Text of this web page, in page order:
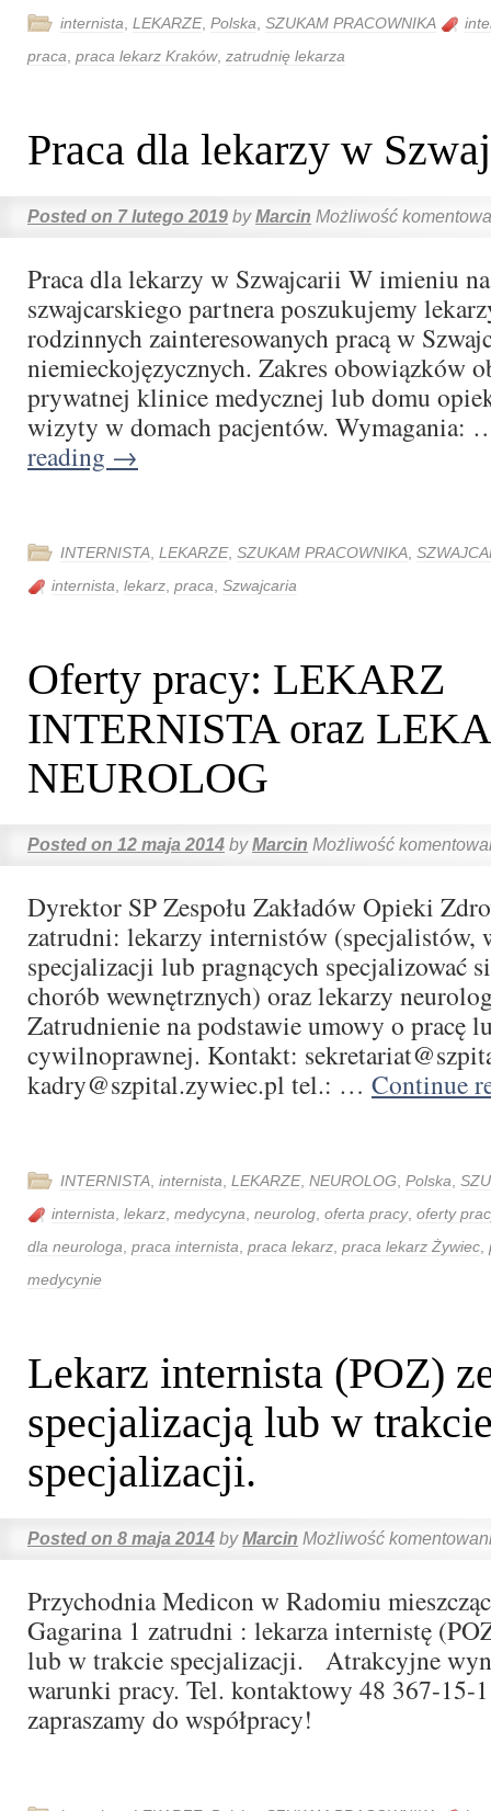
internista LEKARZE, Polska SZUKAM PRACOWNIKA
praca praca lekarz Kraków, zatrudnię lekarza
Praca dla lekarzy w
Posted on 7 lutego 2019 by Marcin Możliwość
Praca dla lekarzy w Szwajcarii W imieniu
szwajcarskiego partnera poszukujemy
rodzinnych zainteresowanych pracą w
niemieckojęzycznych. Zakres obowiązków
prywatnej klinice medycznej lub domu
wizyty w domach pacjentów.
reading →
INTERNISTA LEKARZE, SZUKAM PRACOWNIKA
internista lekarz praca Szwajcaria
Oferty pracy: LEKARZ
INTERNISTA oraz
NEUROLOG
Posted on 12 maja 2014 by Marcin Możliwość
Dyrektor SP Zespołu Zakładów Opieki
zatrudni: lekarzy internistów (specjalistów,
specjalizacji lub pragnących specjalizować
chorób wewnętrznych) oraz lekarzy
Zatrudnienie na podstawie umowy o pracę
cywilnoprawnej. Kontakt:
kadry@szpital.zywiec.pl tel.: … Continue
INTERNISTA internista LEKARZE, NEUROLOG Polska
internista lekarz medycyna neurolog oferta pracy, oferty
dla neurologa praca internista praca lekarz praca lekarz Żywiec
medycynie
Lekarz internista (POZ)
specjalizacją lub w
specjalizacji.
Posted on 8 maja 2014 by Marcin Możliwość
Przychodnia Medicon w Radomiu
Gagarina 1 zatrudni : lekarza internistę
lub w trakcie specjalizacji. Atrakcyjne
warunki pracy. Tel. kontaktowy 48 367-15-
zapraszamy do współpracy!